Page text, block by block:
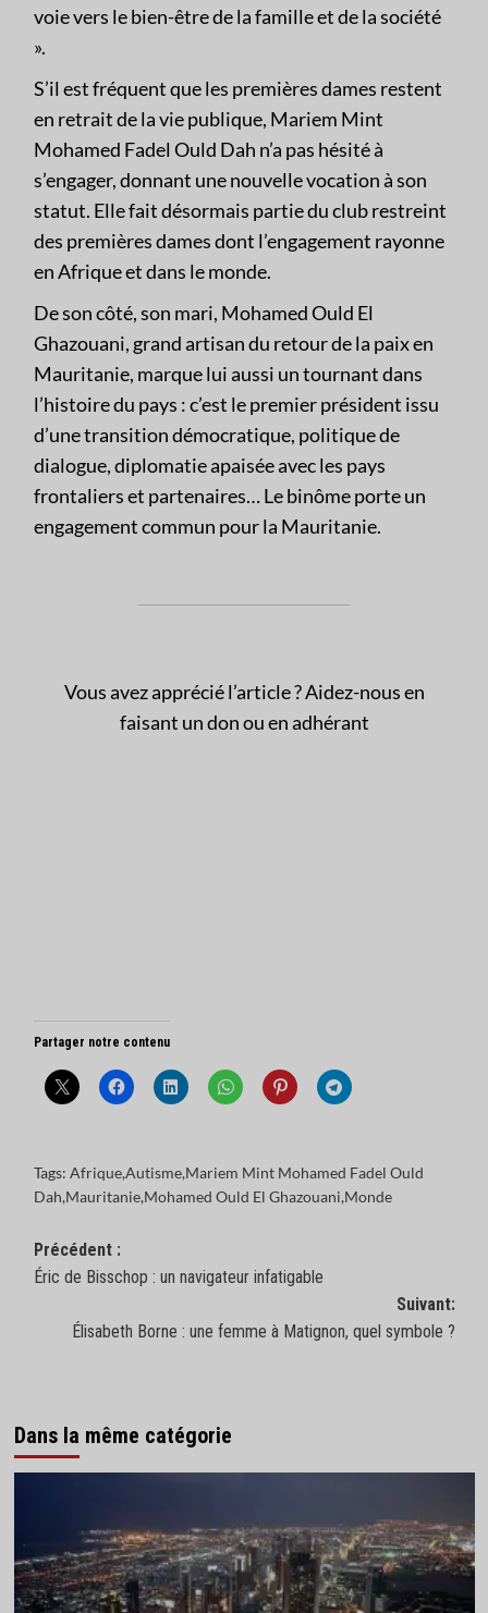
voie vers le bien-être de la famille et de la société
».
S’il est fréquent que les premières dames restent
en retrait de la vie publique, Mariem Mint
Mohamed Fadel Ould Dah n’a pas hésité à
s’engager, donnant une nouvelle vocation à son
statut. Elle fait désormais partie du club restreint
des premières dames dont l’engagement rayonne
en Afrique et dans le monde.
De son côté, son mari, Mohamed Ould El
Ghazouani, grand artisan du retour de la paix en
Mauritanie, marque lui aussi un tournant dans
l’histoire du pays : c’est le premier président issu
d’une transition démocratique, politique de
dialogue, diplomatie apaisée avec les pays
frontaliers et partenaires… Le binôme porte un
engagement commun pour la Mauritanie.
Vous avez apprécié l’article ? Aidez-nous en
faisant un don ou en adhérant
Partager notre contenu
Tags: Afrique,Autisme,Mariem Mint Mohamed Fadel Ould
Dah,Mauritanie,Mohamed Ould El Ghazouani,Monde
Navigation
d’article
Précédent :
Éric de Bisschop : un navigateur infatigable
Suivant:
Élisabeth Borne : une femme à Matignon, quel symbole ?
Dans la même catégorie